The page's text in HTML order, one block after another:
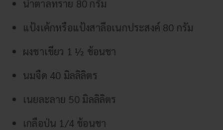
น้ำตาลทราย 80 กรัม
แป้งเค้กหรือแป้งสาลีอเนกประสงค์ 80 กรัม
ผงชาเขียว 1 ½ ช้อนชา
นมจืด 40 มิลลิลิตร
เนยละลาย 50 มิลลิลิตร
เกลือป่น 1/4 ช้อนชา